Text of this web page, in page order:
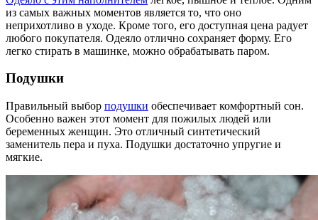
из самых важных моментов является то, что оно
неприхотливо в уходе. Кроме того, его доступная цена радует
любого покупателя. Одеяло отлично сохраняет форму. Его
легко стирать в машинке, можно обрабатывать паром.
Подушки
Правильный выбор подушки обеспечивает комфортный сон.
Особенно важен этот момент для пожилых людей или
беременных женщин. Это отличный синтетический
заменитель пера и пуха. Подушки достаточно упругие и
мягкие.